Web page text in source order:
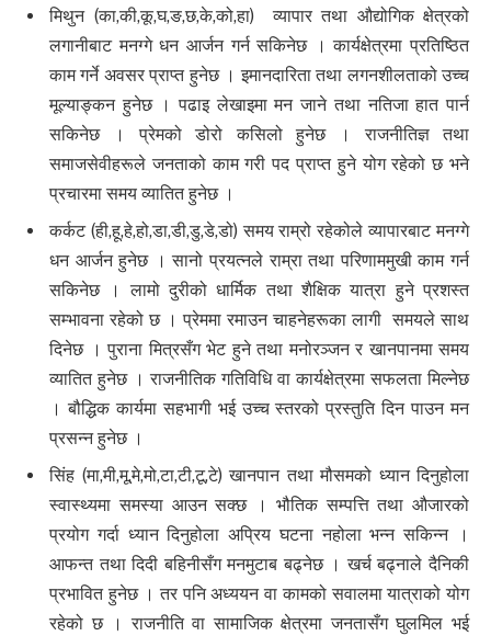
मिथुन (का,की,कू,घ,ङ,छ,के,को,हा) व्यापार तथा औद्योगिक क्षेत्रको
लगानीबाट मनग्गे धन आर्जन गर्न सकिनेछ । कार्यक्षेत्रमा प्रतिष्ठित
काम गर्ने अवसर प्राप्त हुनेछ । इमानदारिता तथा लगनशीलताको उच्च
मूल्याङ्कन हुनेछ । पढाइ लेखाइमा मन जाने तथा नतिजा हात पार्न
सकिनेछ । प्रेमको डोरो कसिलो हुनेछ । राजनीतिज्ञ तथा
समाजसेवीहरूले जनताको काम गरी पद प्राप्त हुने योग रहेको छ भने
प्रचारमा समय व्यातित हुनेछ ।
कर्कट (ही,हू,हे,हो,डा,डी,डु,डे,डो) समय राम्रो रहेकोले व्यापारबाट मनग्गे
धन आर्जन हुनेछ । सानो प्रयत्नले राम्रा तथा परिणाममुखी काम गर्न
सकिनेछ । लामो दुरीको धार्मिक तथा शैक्षिक यात्रा हुने प्रशस्त
सम्भावना रहेको छ । प्रेममा रमाउन चाहनेहरूका लागी समयले साथ
दिनेछ । पुराना मित्रसँग भेट हुने तथा मनोरञ्जन र खानपानमा समय
व्यातित हुनेछ । राजनीतिक गतिविधि वा कार्यक्षेत्रमा सफलता मिल्नेछ
। बौद्धिक कार्यमा सहभागी भई उच्च स्तरको प्रस्तुति दिन पाउन मन
प्रसन्न हुनेछ ।
सिंह (मा,मी,मू,मे,मो,टा,टी,टू,टे) खानपान तथा मौसमको ध्यान दिनुहोला
स्वास्थ्यमा समस्या आउन सक्छ । भौतिक सम्पत्ति तथा औजारको
प्रयोग गर्दा ध्यान दिनुहोला अप्रिय घटना नहोला भन्न सकिन्न ।
आफन्त तथा दिदी बहिनीसँग मनमुटाब बढ्नेछ । खर्च बढ्नाले दैनिकी
प्रभावित हुनेछ । तर पनि अध्ययन वा कामको सवालमा यात्राको योग
रहेको छ । राजनीति वा सामाजिक क्षेत्रमा जनतासँग घुलमिल भई